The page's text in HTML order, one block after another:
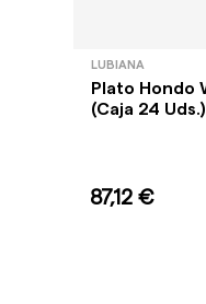
LUBIANA
Plato Hondo
(Caja 24 Uds.)
87,12 €